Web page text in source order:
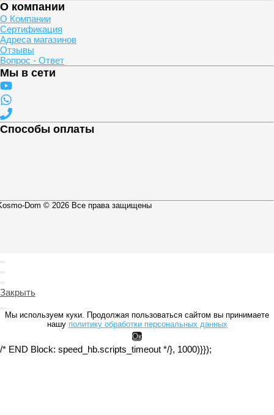
О компании
О Компании
Сертификация
Адреса магазинов
Отзывы
Вопрос - Ответ
Мы в сети
Способы оплаты
Dom © 2026 Все права защищены
Закрыть
Мы используем куки. Продолжая пользоваться сайтом вы принимаете
нашу политику обработки персональных данных
Ок
/* END Block: speed_hb.scripts_timeout */}, 1000)}});